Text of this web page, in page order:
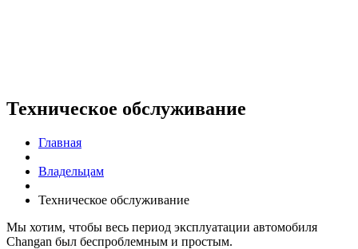
Техническое обслуживание
Главная
Владельцам
Техническое обслуживание
Мы хотим, чтобы весь период эксплуатации автомобиля
Changan был беспроблемным и простым.